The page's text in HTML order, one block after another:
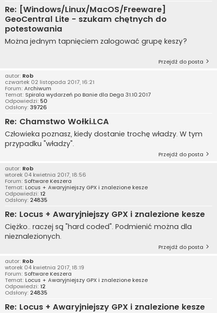
Re: [Windows/Linux/MacOS/Freeware]
GeoCentral Lite - szukam chętnych do
potestowania
Można jednym tapnięciem zalogować grupę keszy?
Przejdź do posta
autor: Rob
czwartek 02 listopada 2017, 16:21
Forum: Archiwum
Temat: Spirala wydarzeń po Banie dla Dega 31.10.2017
Odpowiedzi: 50
Odsłony: 39726
Re: Chamstwo Wołki.LCA
Człowieka poznasz, kiedy dostanie trochę władzy. W tym
przypadku "władzy".
Przejdź do posta
autor: Rob
wtorek 04 kwietnia 2017, 18:56
Forum: Software Keszera
Temat: Locus + Awaryjniejszy GPX i znalezione kesze
Odpowiedzi: 12
Odsłony: 24835
Re: Locus + Awaryjniejszy GPX i znalezione kesze
Ciężko.. raczej są "hard coded". Podmienić można dla
nieznalezionych.
Przejdź do posta
autor: Rob
wtorek 04 kwietnia 2017, 18:19
Forum: Software Keszera
Temat: Locus + Awaryjniejszy GPX i znalezione kesze
Odpowiedzi: 12
Odsłony: 24835
Re: Locus + Awaryjniejszy GPX i znalezione kesze